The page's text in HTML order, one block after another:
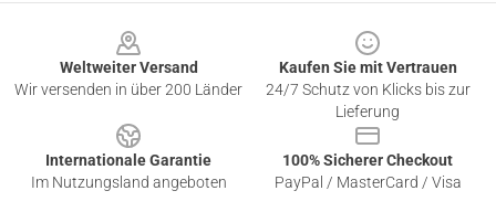
Weltweiter Versand
Wir versenden in über 200 Länder
Kaufen Sie mit Vertrauen
24/7 Schutz von Klicks bis zur
Lieferung
Internationale Garantie
Im Nutzungsland angeboten
100% Sicherer Checkout
PayPal / MasterCard / Visa